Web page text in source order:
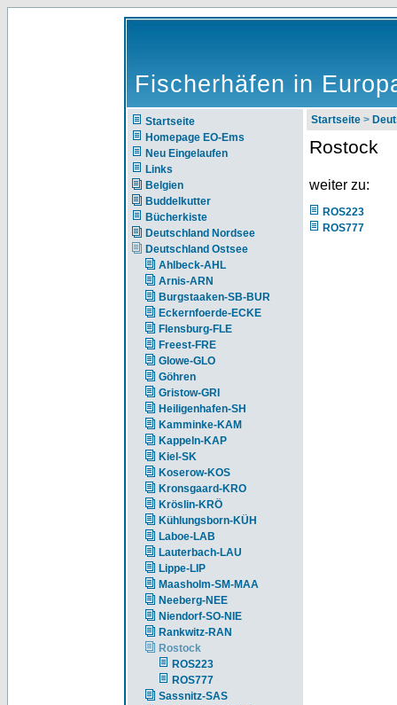
Fischerhäfen in
Startseite
Homepage EO-Ems
Neu Eingelaufen
Links
Belgien
Buddelkutter
Bücherkiste
Deutschland Nordsee
Deutschland Ostsee
Ahlbeck-AHL
Arnis-ARN
Burgstaaken-SB-BUR
Eckernfoerde-ECKE
Flensburg-FLE
Freest-FRE
Glowe-GLO
Göhren
Gristow-GRI
Heiligenhafen-SH
Kamminke-KAM
Kappeln-KAP
Kiel-SK
Koserow-KOS
Kronsgaard-KRO
Kröslin-KRÖ
Kühlungsborn-KÜH
Laboe-LAB
Lauterbach-LAU
Lippe-LIP
Maasholm-SM-MAA
Neeberg-NEE
Niendorf-SO-NIE
Rankwitz-RAN
Rostock
ROS223
ROS777
Sassnitz-SAS
Startseite >
Rostock
weiter zu:
ROS223
ROS777